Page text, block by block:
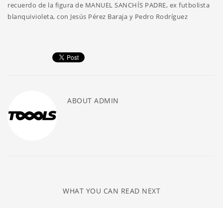
recuerdo de la figura de MANUEL SANCHÍS PADRE, ex futbolista
blanquivioleta, con Jesús Pérez Baraja y Pedro Rodríguez
ABOUT ADMIN
WHAT YOU CAN READ NEXT